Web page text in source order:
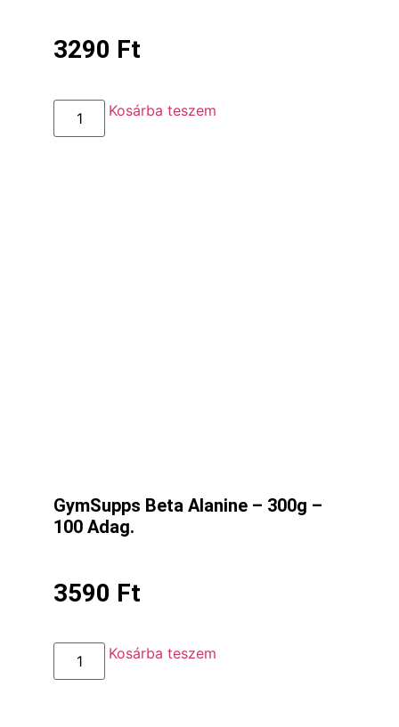
3290 Ft
Kosárba teszem
GymSupps Beta Alanine – 300g –
100 Adag.
3590 Ft
Kosárba teszem